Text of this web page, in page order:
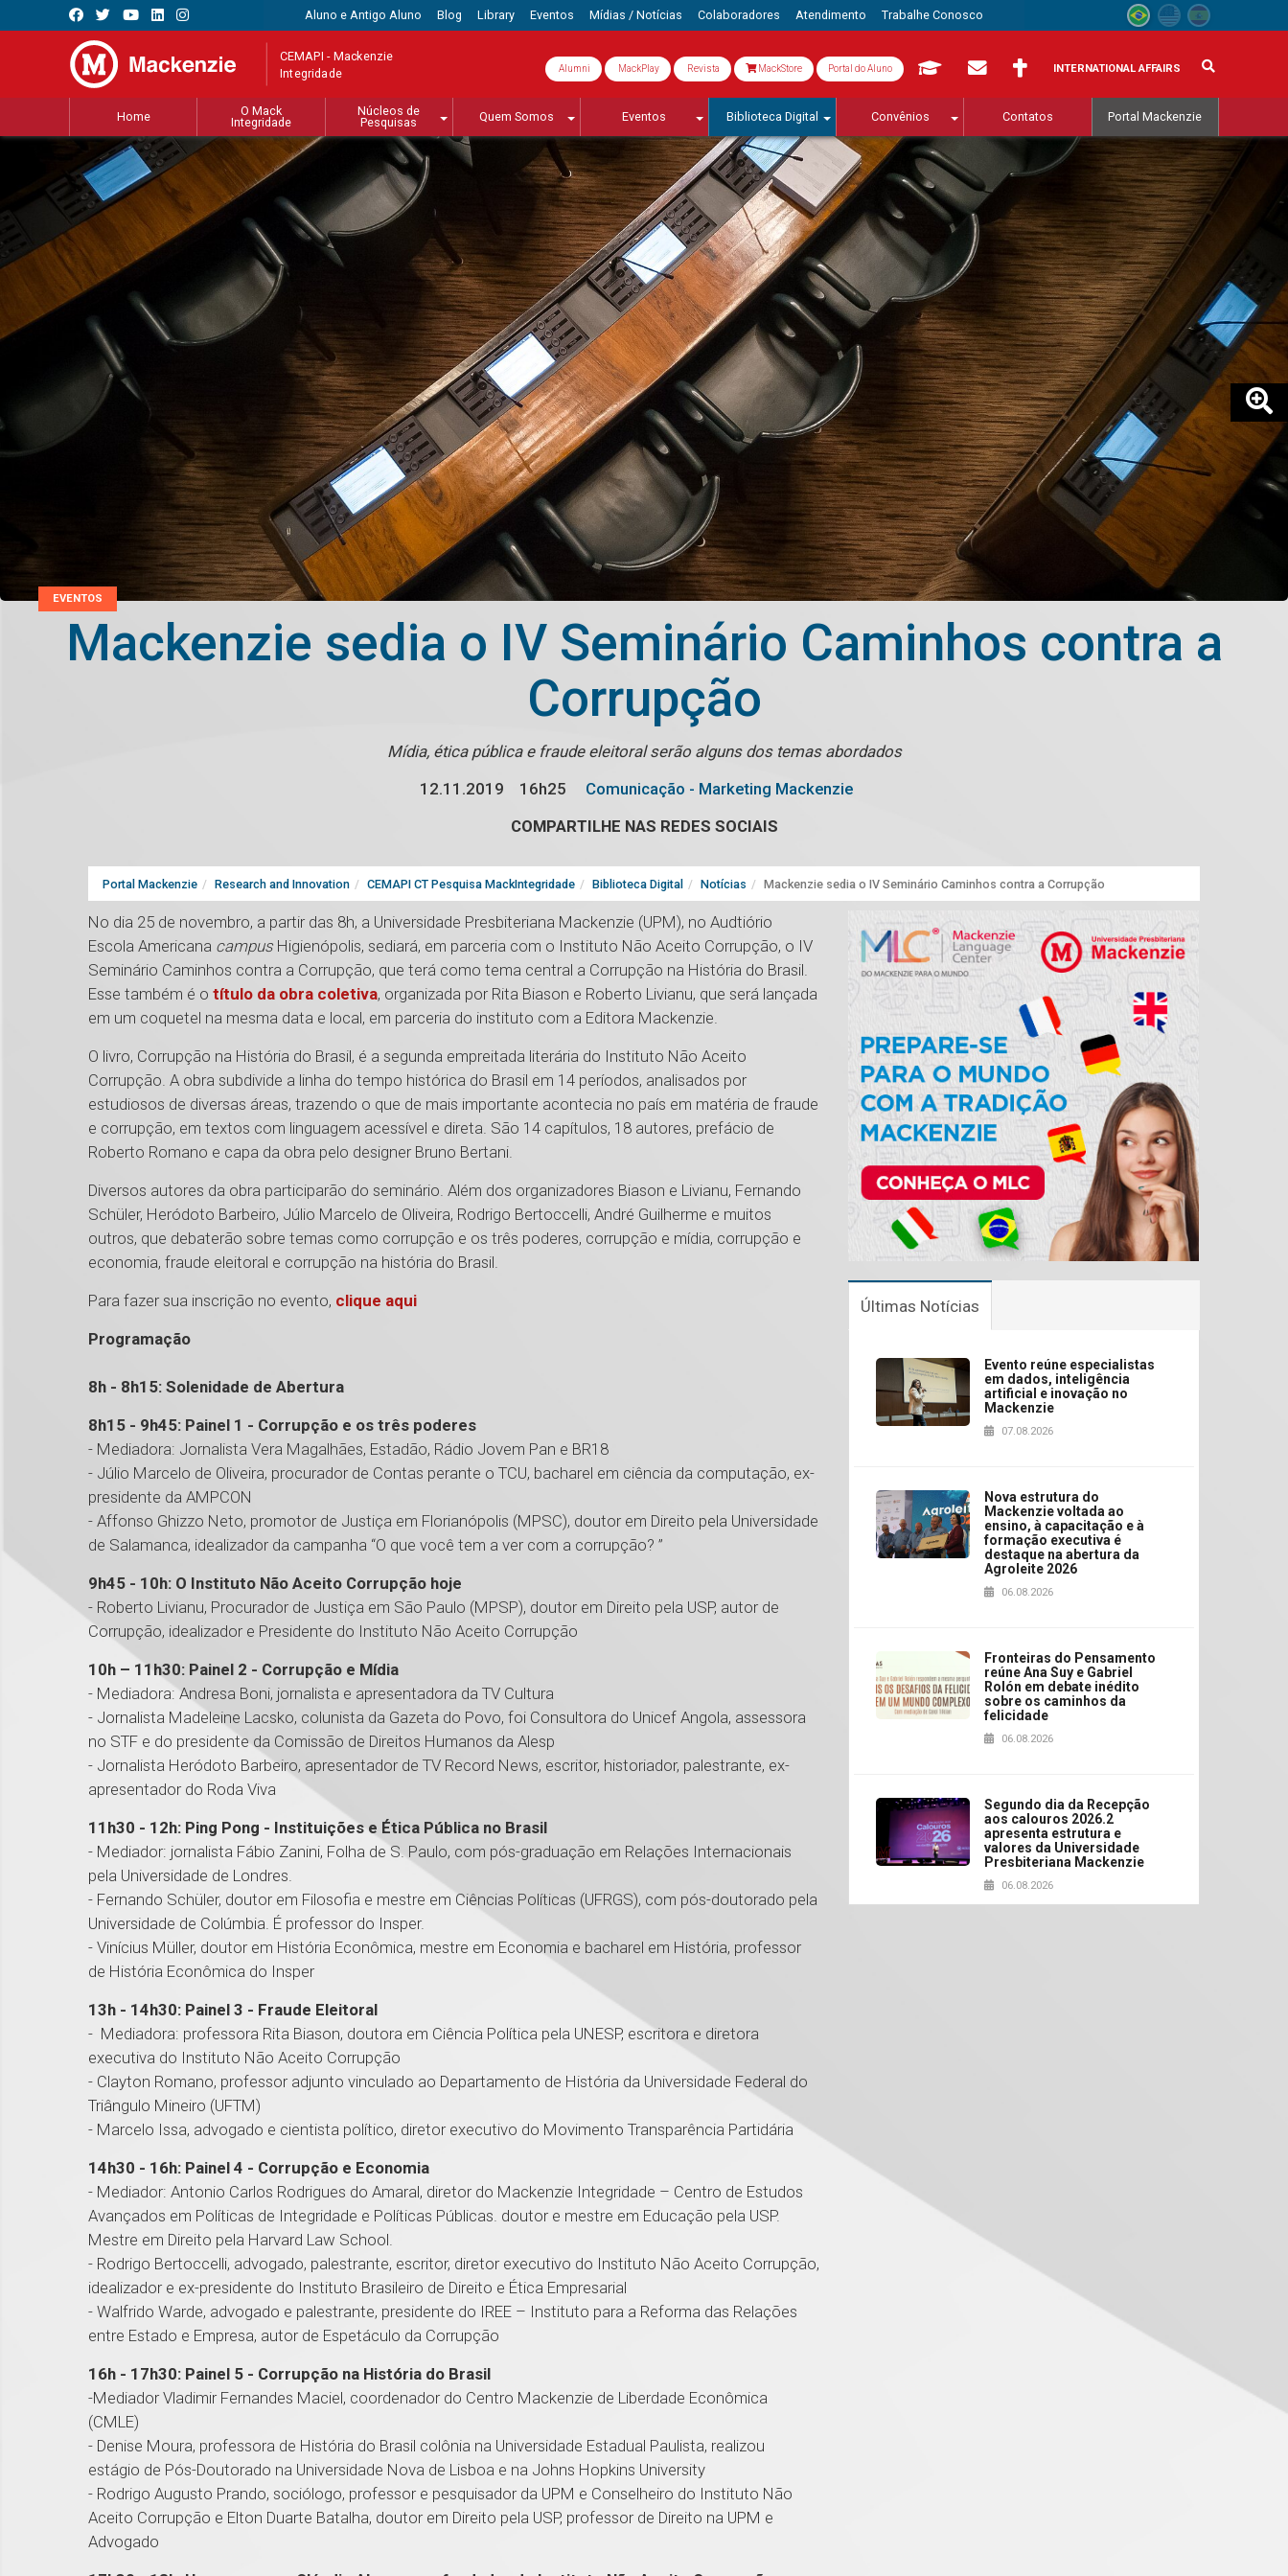
Aluno e Antigo Aluno Blog Library Eventos Mídias / Notícias Colaboradores Atendimento Trabalhe Conosco
CEMAPI - Mackenzie
Integridade Alumni MackPlay Revista MackStore Portal do Aluno INTERNATIONAL AFFAIRS
Home
O Mack
Integridade
Núcleos de
Pesquisas
Quem Somos Eventos Biblioteca Digital Convênios Contatos Portal Mackenzie
EVENTOS
Mackenzie sedia o IV Seminário Caminhos contra a
Corrupção
Mídia, ética pública e fraude eleitoral serão alguns dos temas abordados
12.11.2019
16h25
Comunicação - Marketing Mackenzie
COMPARTILHE NAS REDES SOCIAIS
Portal Mackenzie Research and Innovation CEMAPI CT Pesquisa MackIntegridade Biblioteca Digital Notícias Mackenzie sedia o IV Seminário Caminhos contra a Corrupção
No dia 25 de novembro, a partir das 8h, a Universidade Presbiteriana Mackenzie (UPM), no Audtiório
Escola Americana campus Higienópolis, sediará, em parceria com o Instituto Não Aceito Corrupção, o IV
Seminário Caminhos contra a Corrupção, que terá como tema central a Corrupção na História do Brasil.
Esse também é o título da obra coletiva, organizada por Rita Biason e Roberto Livianu, que será lançada
em um coquetel na mesma data e local, em parceria do instituto com a Editora Mackenzie.
O livro, Corrupção na História do Brasil, é a segunda empreitada literária do Instituto Não Aceito
Corrupção. A obra subdivide a linha do tempo histórica do Brasil em 14 períodos, analisados por
estudiosos de diversas áreas, trazendo o que de mais importante acontecia no país em matéria de fraude
e corrupção, em textos com linguagem acessível e direta. São 14 capítulos, 18 autores, prefácio de
Roberto Romano e capa da obra pelo designer Bruno Bertani.
Diversos autores da obra participarão do seminário. Além dos organizadores Biason e Livianu, Fernando
Schüler, Heródoto Barbeiro, Júlio Marcelo de Oliveira, Rodrigo Bertoccelli, André Guilherme e muitos
outros, que debaterão sobre temas como corrupção e os três poderes, corrupção e mídia, corrupção e
economia, fraude eleitoral e corrupção na história do Brasil.
Para fazer sua inscrição no evento, clique aqui
Programação
8h - 8h15: Solenidade de Abertura
8h15 - 9h45: Painel 1 - Corrupção e os três poderes
- Mediadora: Jornalista Vera Magalhães, Estadão, Rádio Jovem Pan e BR18
- Júlio Marcelo de Oliveira, procurador de Contas perante o TCU, bacharel em ciência da computação, ex-
presidente da AMPCON
- Affonso Ghizzo Neto, promotor de Justiça em Florianópolis (MPSC), doutor em Direito pela Universidade
de Salamanca, idealizador da campanha “O que você tem a ver com a corrupção? ”
9h45 - 10h: O Instituto Não Aceito Corrupção hoje
- Roberto Livianu, Procurador de Justiça em São Paulo (MPSP), doutor em Direito pela USP, autor de
Corrupção, idealizador e Presidente do Instituto Não Aceito Corrupção
10h – 11h30: Painel 2 - Corrupção e Mídia
- Mediadora: Andresa Boni, jornalista e apresentadora da TV Cultura
- Jornalista Madeleine Lacsko, colunista da Gazeta do Povo, foi Consultora do Unicef Angola, assessora
no STF e do presidente da Comissão de Direitos Humanos da Alesp
- Jornalista Heródoto Barbeiro, apresentador de TV Record News, escritor, historiador, palestrante, ex-
apresentador do Roda Viva
11h30 - 12h: Ping Pong - Instituições e Ética Pública no Brasil
- Mediador: jornalista Fábio Zanini, Folha de S. Paulo, com pós-graduação em Relações Internacionais
pela Universidade de Londres.
- Fernando Schüler, doutor em Filosofia e mestre em Ciências Políticas (UFRGS), com pós-doutorado pela
Universidade de Colúmbia. É professor do Insper.
- Vinícius Müller, doutor em História Econômica, mestre em Economia e bacharel em História, professor
de História Econômica do Insper
13h - 14h30: Painel 3 - Fraude Eleitoral
- Mediadora: professora Rita Biason, doutora em Ciência Política pela UNESP, escritora e diretora
executiva do Instituto Não Aceito Corrupção
- Clayton Romano, professor adjunto vinculado ao Departamento de História da Universidade Federal do
Triângulo Mineiro (UFTM)
- Marcelo Issa, advogado e cientista político, diretor executivo do Movimento Transparência Partidária
14h30 - 16h: Painel 4 - Corrupção e Economia
- Mediador: Antonio Carlos Rodrigues do Amaral, diretor do Mackenzie Integridade – Centro de Estudos
Avançados em Políticas de Integridade e Políticas Públicas. doutor e mestre em Educação pela USP.
Mestre em Direito pela Harvard Law School.
- Rodrigo Bertoccelli, advogado, palestrante, escritor, diretor executivo do Instituto Não Aceito Corrupção,
idealizador e ex-presidente do Instituto Brasileiro de Direito e Ética Empresarial
- Walfrido Warde, advogado e palestrante, presidente do IREE – Instituto para a Reforma das Relações
entre Estado e Empresa, autor de Espetáculo da Corrupção
16h - 17h30: Painel 5 - Corrupção na História do Brasil
-Mediador Vladimir Fernandes Maciel, coordenador do Centro Mackenzie de Liberdade Econômica
(CMLE)
- Denise Moura, professora de História do Brasil colônia na Universidade Estadual Paulista, realizou
estágio de Pós-Doutorado na Universidade Nova de Lisboa e na Johns Hopkins University
- Rodrigo Augusto Prando, sociólogo, professor e pesquisador da UPM e Conselheiro do Instituto Não
Aceito Corrupção e Elton Duarte Batalha, doutor em Direito pela USP, professor de Direito na UPM e
Advogado
Últimas Notícias
Evento reúne especialistas
em dados, inteligência
artificial e inovação no
Mackenzie
07.08.2026
Nova estrutura do
Mackenzie voltada ao
ensino, à capacitação e à
formação executiva é
destaque na abertura da
Agroleite 2026
06.08.2026
Fronteiras do Pensamento
reúne Ana Suy e Gabriel
Rolón em debate inédito
sobre os caminhos da
felicidade
06.08.2026
Segundo dia da Recepção
aos calouros 2026.2
apresenta estrutura e
valores da Universidade
Presbiteriana Mackenzie
06.08.2026